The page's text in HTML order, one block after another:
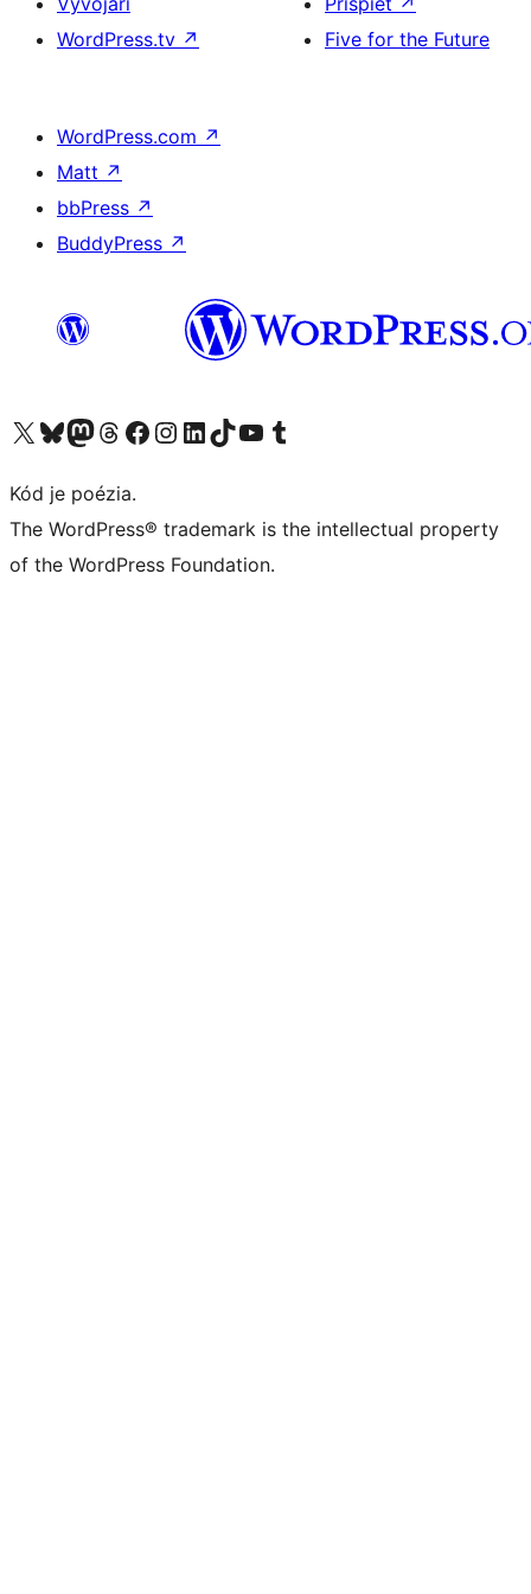
WordPress.tv ↗
Five for the Future
WordPress.com ↗
Matt ↗
bbPress ↗
BuddyPress ↗
Navštívte náš účet na X (predtým Twitter)
Navštívte náš účet na platforme Bluesky
Navštívte náš účet na Mastodone
Navštívte náš účet na platforme Threads
Navštívte našu stránku na Facebooku
Navštívte náš účet Instagram
Navštívte náš účet LinkedIn
Navštívte náš účet na platforme TikTok
Navštívte náš kanál YouTube
Navštívte náš účet na platforme Tumblr
Kód je poézia.
The WordPress® trademark is the intellectual property
of the WordPress Foundation.